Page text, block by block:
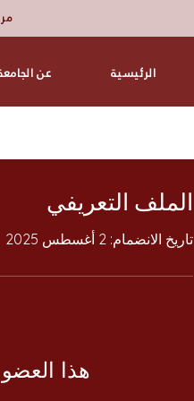
عن الرئيسية
الملف التعريفي
تاريخ الانضمام: 2 أغسطس 2025
هذا